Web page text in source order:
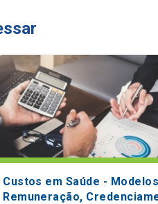
Custos em Saúde -
Remuneração,